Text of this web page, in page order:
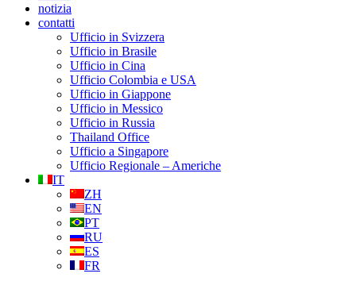
notizia
contatti
Ufficio in Svizzera
Ufficio in Brasile
Ufficio in Cina
Ufficio Colombia e USA
Ufficio in Giappone
Ufficio in Messico
Ufficio in Russia
Thailand Office
Ufficio a Singapore
Ufficio Regionale – Americhe
IT
ZH
EN
PT
RU
ES
FR